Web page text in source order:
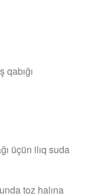
üçün ilıq suda
toz halına